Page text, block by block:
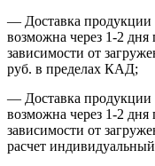
— Доставка продукции
возможна через 1-2 дня
зависимости от
руб. в пределах КАД;
— Доставка продукции
возможна через 1-2 дня
зависимости от
расчет